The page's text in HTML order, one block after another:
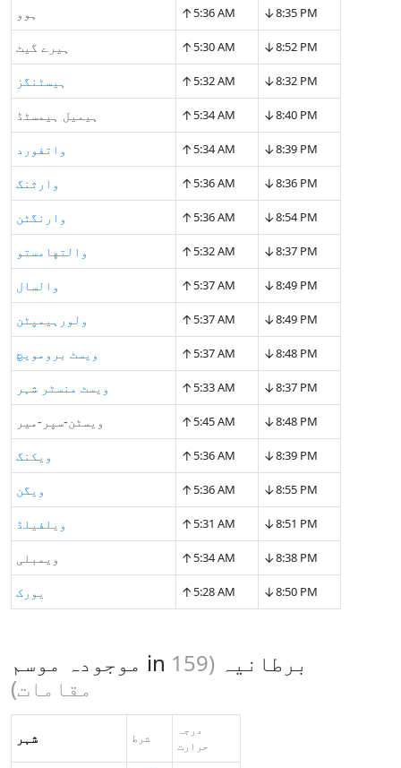
ہوو ↑5:36 AM ↓8:35 PM
ہیرے گیٹ ↑5:30 AM ↓8:52 PM
ہیسٹنگز ↑5:32 AM ↓8:32 PM
ہیمیل ہیمسٹڈ ↑5:34 AM ↓8:40 PM
واتفورد ↑5:34 AM ↓8:39 PM
وارثنگ ↑5:36 AM ↓8:36 PM
وارنگٹن ↑5:36 AM ↓8:54 PM
والتهامستو ↑5:32 AM ↓8:37 PM
والسال ↑5:37 AM ↓8:49 PM
ولورہیمپٹن ↑5:37 AM ↓8:49 PM
ویسٹ برومویچ ↑5:37 AM ↓8:48 PM
ویسٹ منسٹر شہر ↑5:33 AM ↓8:37 PM
ویسٹن-سپر-میر ↑5:45 AM ↓8:48 PM
ویکنگ ↑5:36 AM ↓8:39 PM
ویگن ↑5:36 AM ↓8:55 PM
ویلفیلڈ ↑5:31 AM ↓8:51 PM
ویمبلی ↑5:34 AM ↓8:38 PM
یورک ↑5:28 AM ↓8:50 PM
موجودہ موسم in برطانیہ (
159
مقامات)
شہر شرط
درجہ
حرارت